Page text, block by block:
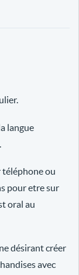
langue
téléphone ou
pour etre sur
oral au
désirant créer
avec